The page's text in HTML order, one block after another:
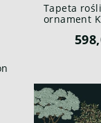
Tapeta
ornament
British